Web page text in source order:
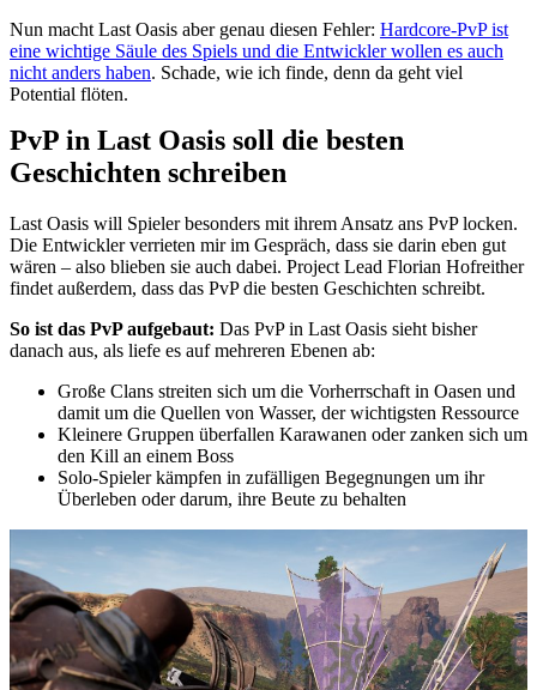
Nun macht Last Oasis aber genau diesen Fehler: Hardcore-PvP ist
eine wichtige Säule des Spiels und die Entwickler wollen es auch
nicht anders haben. Schade, wie ich finde, denn da geht viel
Potential flöten.
PvP in Last Oasis soll die besten
Geschichten schreiben
Last Oasis will Spieler besonders mit ihrem Ansatz ans PvP locken.
Die Entwickler verrieten mir im Gespräch, dass sie darin eben gut
wären – also blieben sie auch dabei. Project Lead Florian Hofreither
findet außerdem, dass das PvP die besten Geschichten schreibt.
So ist das PvP aufgebaut: Das PvP in Last Oasis sieht bisher
danach aus, als liefe es auf mehreren Ebenen ab:
Große Clans streiten sich um die Vorherrschaft in Oasen und
damit um die Quellen von Wasser, der wichtigsten Ressource
Kleinere Gruppen überfallen Karawanen oder zanken sich um
den Kill an einem Boss
Solo-Spieler kämpfen in zufälligen Begegnungen um ihr
Überleben oder darum, ihre Beute zu behalten